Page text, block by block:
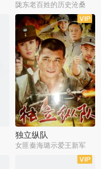
陇东老百姓的历史沧桑
全44集
独立纵队
女匪秦海璐示爱王新军